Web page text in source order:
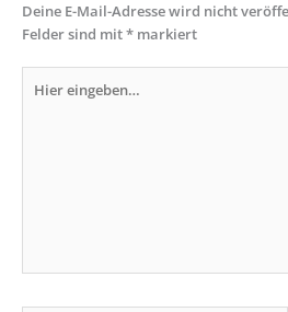
Deine E-Mail-Adresse wird nicht
Felder sind mit* markiert
eingeben…